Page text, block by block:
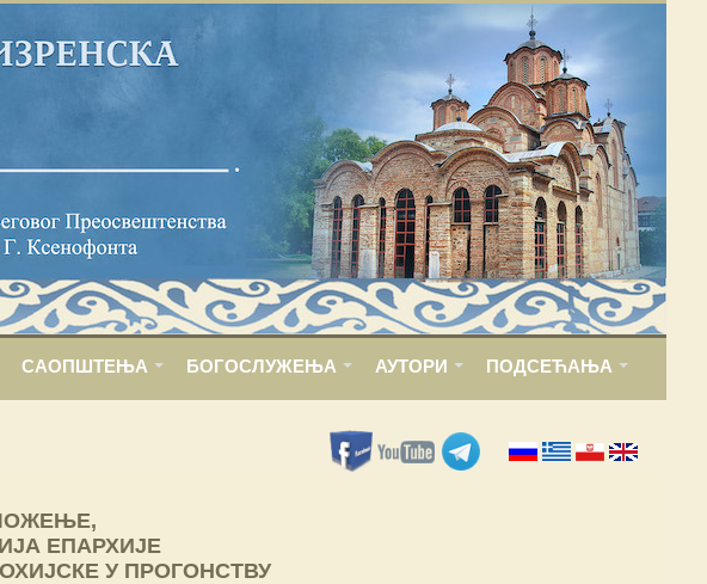
САОПШТЕЊА БОГОСЛУЖЕЊА АУТОРИ ПОДСЕЋАЊА
ЕПАРХИЈЕ
У ПРОГОНСТВУ